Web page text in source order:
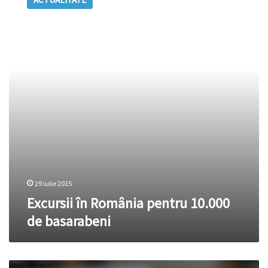
România
29 iulie 2015
Excursii în România pentru 10.000
de basarabeni